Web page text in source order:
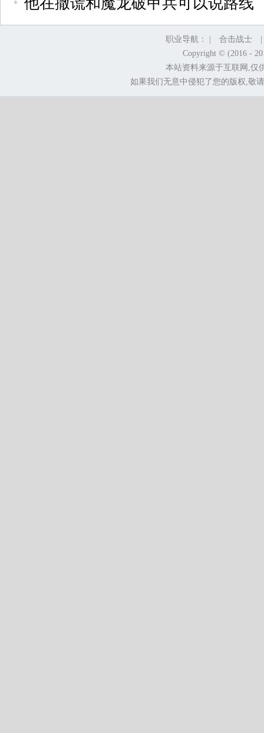
职业导航： | 合击战士
Copyright © (2016 -
本站资料来源于互联网,仅
如果我们无意中侵犯了您的版权,敬